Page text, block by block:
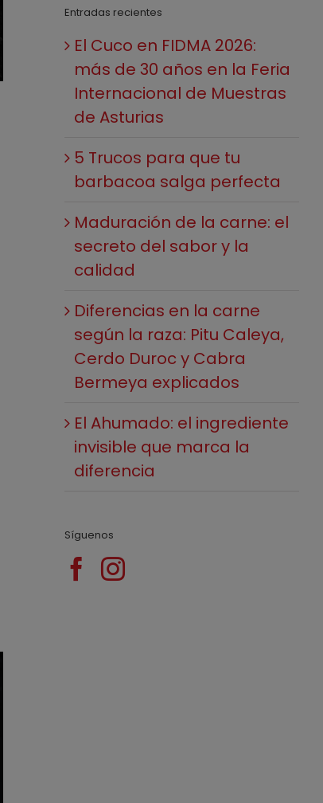
Entradas recientes
El Cuco en FIDMA 2026:
más de 30 años en la Feria
Internacional de Muestras
de Asturias
5 Trucos para que tu
barbacoa salga perfecta
Maduración de la carne: el
secreto del sabor y la
calidad
Diferencias en la carne
según la raza: Pitu Caleya,
Cerdo Duroc y Cabra
Bermeya explicados
El Ahumado: el ingrediente
invisible que marca la
diferencia
Síguenos